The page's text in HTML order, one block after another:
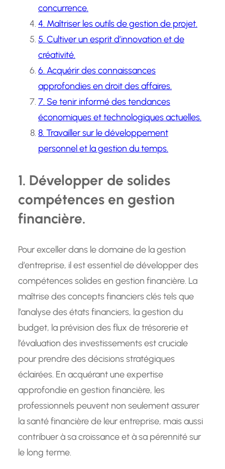
concurrence.
4. Maîtriser les outils de gestion de projet.
5. Cultiver un esprit d’innovation et de
créativité.
6. Acquérir des connaissances
approfondies en droit des affaires.
7. Se tenir informé des tendances
économiques et technologiques actuelles.
8. Travailler sur le développement
personnel et la gestion du temps.
1. Développer de solides
compétences en gestion
financière.
Pour exceller dans le domaine de la gestion
d’entreprise, il est essentiel de développer des
compétences solides en gestion financière. La
maîtrise des concepts financiers clés tels que
l’analyse des états financiers, la gestion du
budget, la prévision des flux de trésorerie et
l’évaluation des investissements est cruciale
pour prendre des décisions stratégiques
éclairées. En acquérant une expertise
approfondie en gestion financière, les
professionnels peuvent non seulement assurer
la santé financière de leur entreprise, mais aussi
contribuer à sa croissance et à sa pérennité sur
le long terme.